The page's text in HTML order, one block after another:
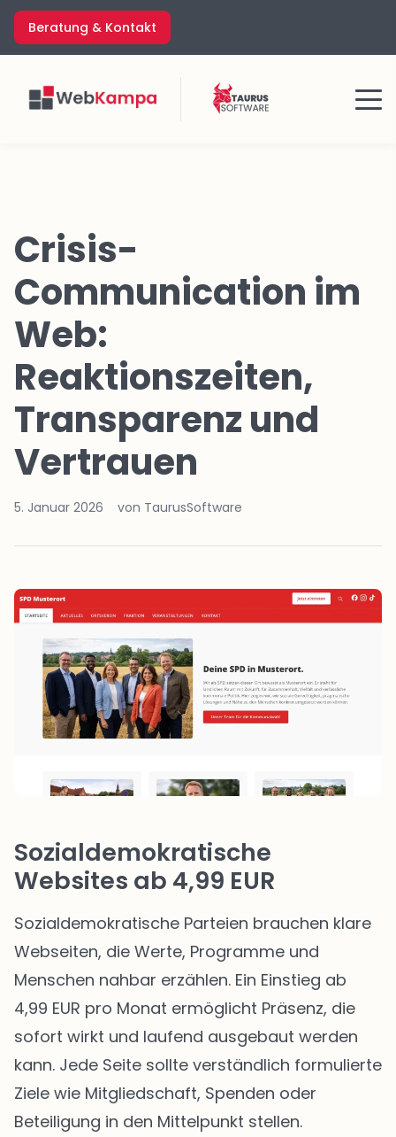
Zum
Inhalt
springen
Beratung & Kontakt
Menü
Crisis-
Communication im
Web:
Reaktionszeiten,
Transparenz und
Vertrauen
5. Januar 2026 von TaurusSoftware
Sozialdemokratische
Websites ab 4,99 EUR
Sozialdemokratische Parteien brauchen klare
Webseiten, die Werte, Programme und
Menschen nahbar erzählen. Ein Einstieg ab
4,99 EUR pro Monat ermöglicht Präsenz, die
sofort wirkt und laufend ausgebaut werden
kann. Jede Seite sollte verständlich formulierte
Ziele wie Mitgliedschaft, Spenden oder
Beteiligung in den Mittelpunkt stellen.